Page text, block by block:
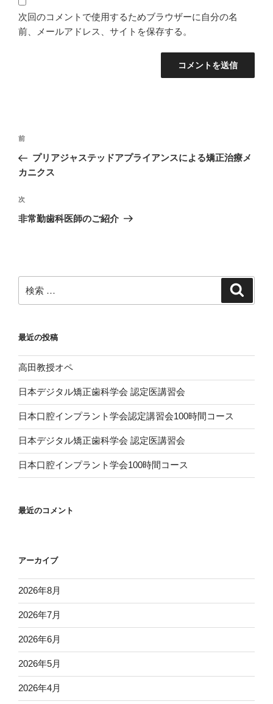
次回のコメントで使用するためブラウザーに自分の名
前、メールアドレス、サイトを保存する。
投
ナ
ゲ
ー
過
去
の
稿
前
プリアジャステッドアプライアンスによる矯正治療メ
カニクス
次
の
次
非常勤歯科医師のご紹介
索:
最近の投稿
高田教授オペ
日本デジタル矯正歯科学会 認定医講習会
日本口腔インプラント学会認定講習会100時間コース
日本デジタル矯正歯科学会 認定医講習会
日本口腔インプラント学会100時間コース
最近のコメント
アーカイブ
2026年8月
2026年7月
2026年6月
2026年5月
2026年4月